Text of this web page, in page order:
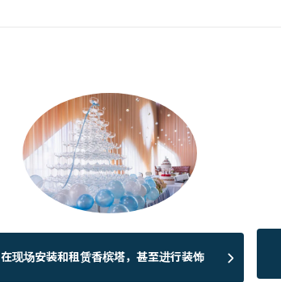
在现场安装和租赁香槟塔，甚至进行装饰